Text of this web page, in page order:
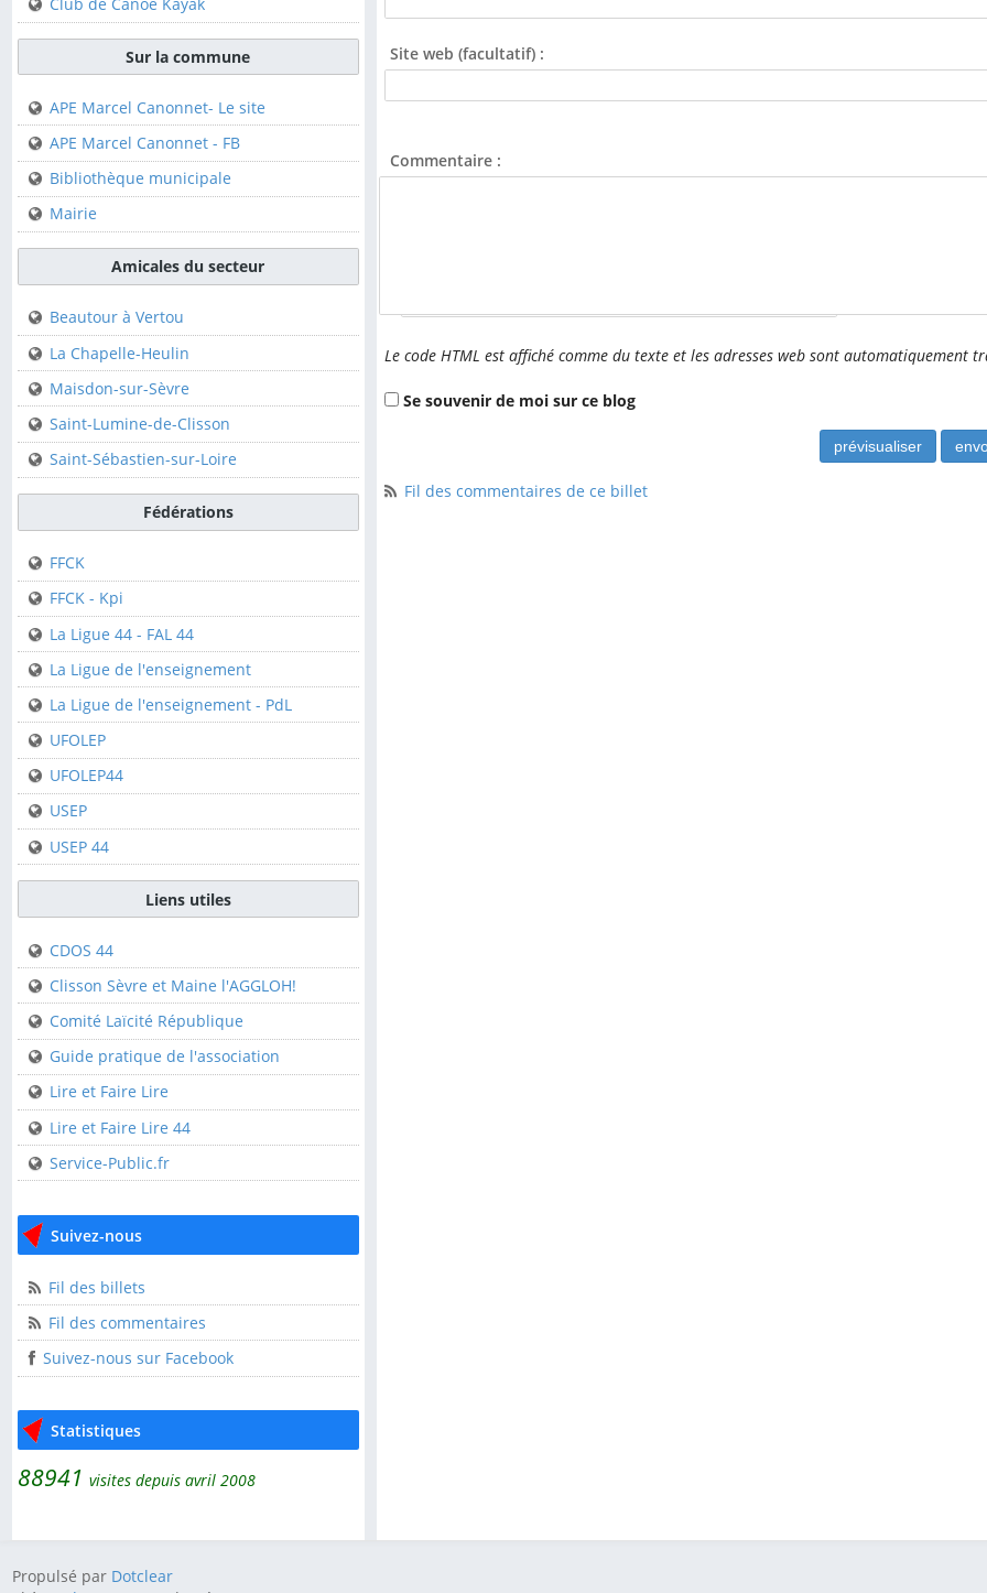
Cap Caffino (Trail, VTT,
Club de Canoë Kayak
Sur la commune
APE Marcel Canonnet-
Le site
APE Marcel Canonnet -
Bibliothèque municipale
Mairie
Amicales du secteur
Beautour à Vertou
La Chapelle-Heulin
Maisdon-sur-Sèvre
Saint-Lumine-de-
Clisson
Saint-Sébastien-sur-
Loire
Fédérations
FFCK
FFCK - Kpi
La Ligue 44 - FAL 44
l'enseignement
La Ligue de
l'enseignement - PdL
UFOLEP
UFOLEP44
USEP
USEP 44
Liens utiles
CDOS 44
l'AGGLOH!
Comité Laïcité
République
Guide pratique de
Lire et Faire Lire
Lire et Faire Lire 44
Suivez-nous
Sur la commune
APE Marcel Canonnet- Le site
APE Marcel Canonnet - FB
Bibliothèque municipale
Mairie
Amicales du secteur
Beautour à Vertou
La Chapelle-Heulin
Maisdon-sur-Sèvre
Saint-Lumine-de-Clisson
Saint-Sébastien-sur-Loire
Fédérations
FFCK
FFCK - Kpi
La Ligue 44 - FAL 44
La Ligue de l'enseignement
La Ligue de l'enseignement - PdL
UFOLEP
UFOLEP44
USEP
USEP 44
Liens utiles
CDOS 44
Clisson Sèvre et Maine l'AGGLOH!
Comité Laïcité République
Guide pratique de l'association
Lire et Faire Lire
Lire et Faire Lire 44
Service-Public.fr
Suivez-nous
Fil des billets
Fil des commentaires
Suivez-nous sur Facebook
Statistiques
88941 visites depuis avril 2008
Site web (facultatif) :
Commentaire :
Le code HTML est affiché comme du texte et les adresses web sont automatiquement
Se souvenir de moi sur ce blog
Fil des commentaires de ce billet
Propulsé par Dotclear